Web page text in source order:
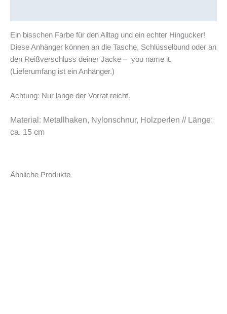
Ein bisschen Farbe für den Alltag und ein echter Hingucker!
Diese Anhänger können an die Tasche, Schlüsselbund oder an
den Reißverschluss deiner Jacke – you name it.
(Lieferumfang ist ein Anhänger.)
Achtung: Nur lange der Vorrat reicht.
Material: Metallhaken, Nylonschnur, Holzperlen // Länge:
ca. 15 cm
Ähnliche Produkte